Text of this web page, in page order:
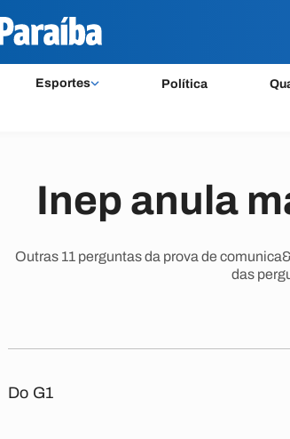
Esportes Política
Inep anula
Outras 11 perguntas da prova de
das
Do G1